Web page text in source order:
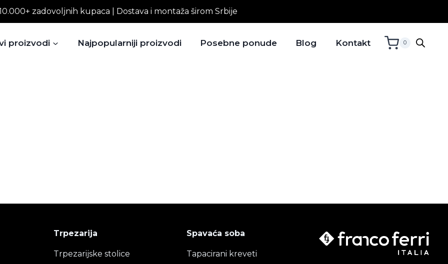
zadovoljnih kupaca | Dostava i montaža širom Srbije
proizvodi Najpopularniji proizvodi Posebne ponude Blog Kontakt 0
Trpezarija
Trpezarijske stolice
Spavaća soba
Tapacirani kreveti